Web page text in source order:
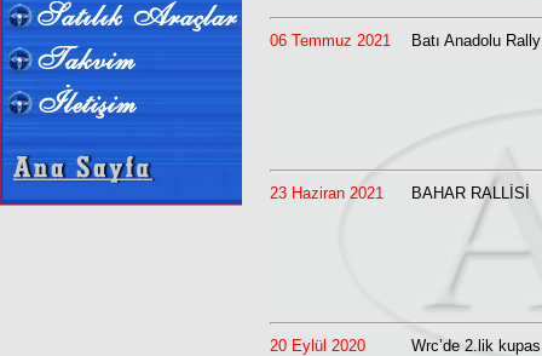
06 Temmuz 2021 Batı Anadolu Rally
23 Haziran 2021 BAHAR RALLİSİ
20 Eylül 2020 Wrc’de 2.lik